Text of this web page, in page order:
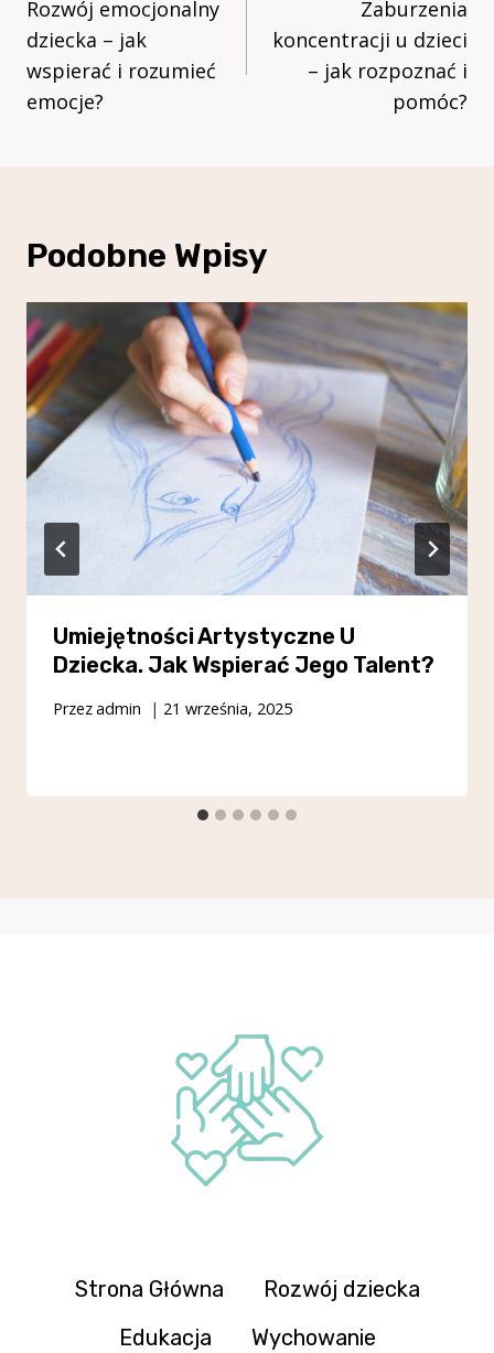
Wpisu
Rozwój emocjonalny
dziecka – jak
wspierać i rozumieć
emocje?
Zaburzenia
koncentracji u dzieci
– jak rozpoznać i
pomóc?
Podobne Wpisy
Umiejętności Artystyczne U
Dziecka. Jak Wspierać Jego Talent?
Przezadmin 21 września, 2025
Strona Główna
Rozwój dziecka
Edukacja
Wychowanie